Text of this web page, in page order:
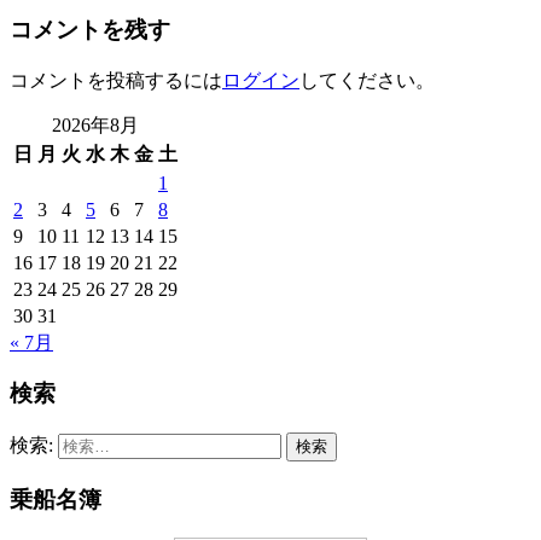
コメントを残す
コメントを投稿するには ログイン してください。
2026年8月
日
月 火 水 木 金 土
1
2
3 4 5 6 7
8
9
10 11 12 13 14 15
16 17 18 19 20 21 22
23 24 25 26 27 28 29
30 31
« 7月
検索
検索:
乗船名簿